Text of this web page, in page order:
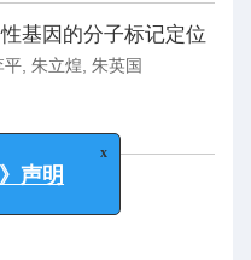
基因的分子标记定位
平 朱立煌 朱英国
x
声明